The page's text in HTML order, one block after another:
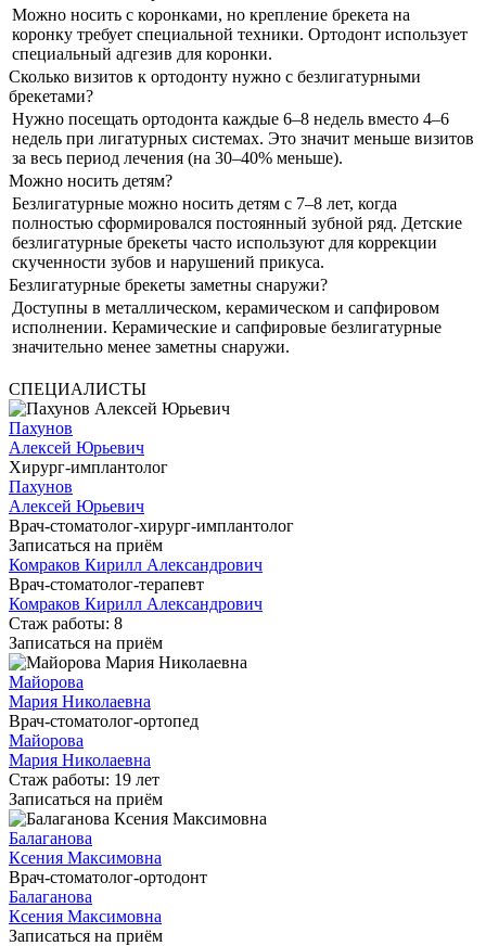
Можно носить с коронками, но крепление брекета на
коронку требует специальной техники. Ортодонт использует
специальный адгезив для коронки.
Сколько визитов к ортодонту нужно с безлигатурными
брекетами?
Нужно посещать ортодонта каждые 6–8 недель вместо 4–6
недель при лигатурных системах. Это значит меньше визитов
за весь период лечения (на 30–40% меньше).
Можно носить детям?
Безлигатурные можно носить детям с 7–8 лет, когда
полностью сформировался постоянный зубной ряд. Детские
безлигатурные брекеты часто используют для коррекции
скученности зубов и нарушений прикуса.
Безлигатурные брекеты заметны снаружи?
Доступны в металлическом, керамическом и сапфировом
исполнении. Керамические и сапфировые безлигатурные
значительно менее заметны снаружи.
СПЕЦИАЛИСТЫ
Пахунов
Алексей Юрьевич
Хирург-имплантолог
Пахунов
Алексей Юрьевич
Врач-стоматолог-хирург-имплантолог
Записаться на приём
Комраков Кирилл Александрович
Врач-стоматолог-терапевт
Комраков Кирилл Александрович
Стаж работы: 8
Записаться на приём
Майорова
Мария Николаевна
Врач-стоматолог-ортопед
Майорова
Мария Николаевна
Стаж работы: 19 лет
Записаться на приём
Балаганова
Ксения Максимовна
Врач-стоматолог-ортодонт
Балаганова
Ксения Максимовна
Записаться на приём